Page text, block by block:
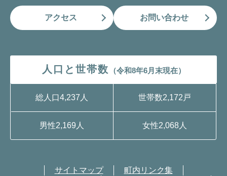
アクセス お問い合わせ
人口と世帯数 （令和8年6月末現在）
総人口4,237人 世帯数2,172戸
男性2,169人 女性2,068人
サイトマップ
町内リンク集